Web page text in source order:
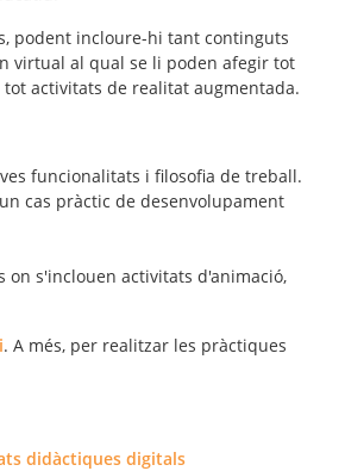
, podent incloure-hi tant continguts
virtual al qual se li poden afegir tot
activitats de realitat augmentada.
funcionalitats i filosofia de treball.
cas pràctic de desenvolupament
on s'inclouen activitats d'animació,
. A més, per realitzar les pràctiques
didàctiques digitals